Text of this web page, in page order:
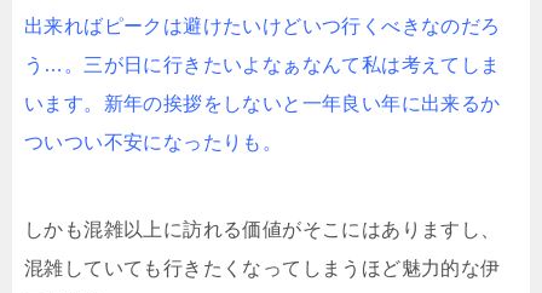
出来ればピークは避けたいけどいつ行くべきなのだろ
う…。三が日に行きたいよなぁなんて私は考えてしま
います。新年の挨拶をしないと一年良い年に出来るか
ついつい不安になったりも。
しかも混雑以上に訪れる価値がそこにはありますし、
混雑していても行きたくなってしまうほど魅力的な伊